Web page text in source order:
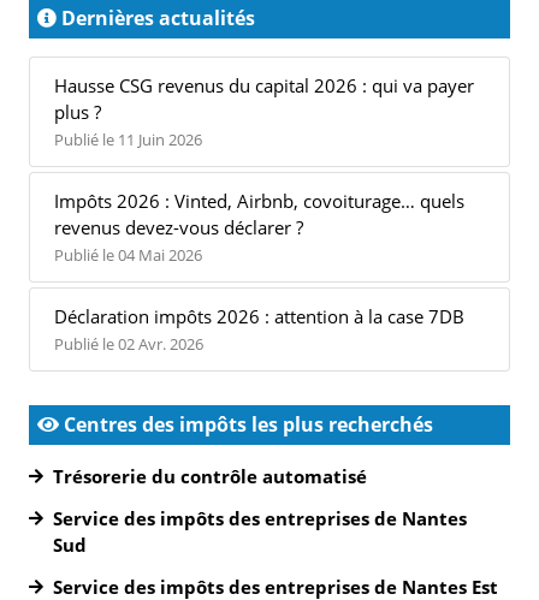
Dernières actualités
Hausse CSG revenus du capital 2026 : qui va payer
plus ?
Publié le 11 Juin 2026
Impôts 2026 : Vinted, Airbnb, covoiturage… quels
revenus devez-vous déclarer ?
Publié le 04 Mai 2026
Déclaration impôts 2026 : attention à la case 7DB
Publié le 02 Avr. 2026
Centres des impôts les plus recherchés
Trésorerie du contrôle automatisé
Service des impôts des entreprises de Nantes
Sud
Service des impôts des entreprises de Nantes Est